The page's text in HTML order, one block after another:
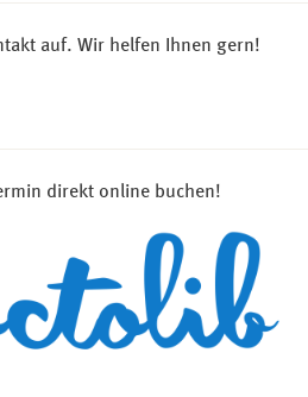
auf. Wir helfen Ihnen gern!
direkt online buchen!